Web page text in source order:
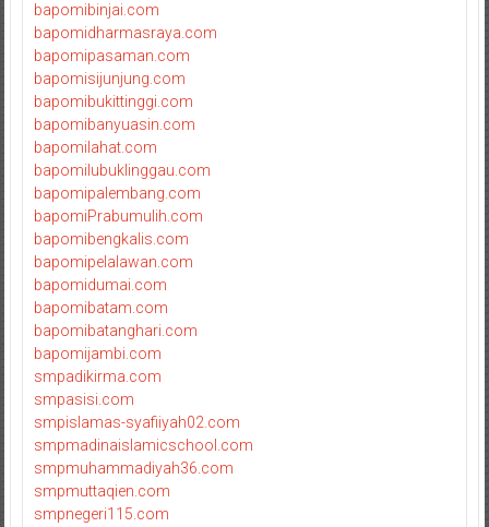
bapomibinjai.com
bapomidharmasraya.com
bapomipasaman.com
bapomisijunjung.com
bapomibukittinggi.com
bapomibanyuasin.com
bapomilahat.com
bapomilubuklinggau.com
bapomipalembang.com
bapomiPrabumulih.com
bapomibengkalis.com
bapomipelalawan.com
bapomidumai.com
bapomibatam.com
bapomibatanghari.com
bapomijambi.com
smpadikirma.com
smpasisi.com
smpislamas-syafiiyah02.com
smpmadinaislamicschool.com
smpmuhammadiyah36.com
smpmuttaqien.com
smpnegeri115.com